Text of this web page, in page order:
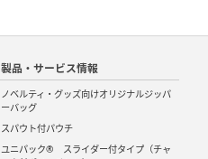
製品・サービス情報
ノベルティ・グッズ向けオリジナルジッパ
ーバッグ
スパウト付パウチ
ユニパック® スライダー付タイプ（チャ